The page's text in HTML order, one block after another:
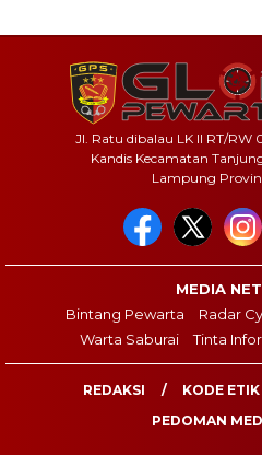
Jl. Ratu dibalau LK II RT/
Kandis Kecamatan
Lampung
MEDIA
Bintang Pewarta
Radar
Warta Saburai
Tinta
REDAKSI KODE ETIK
PEDOMAN